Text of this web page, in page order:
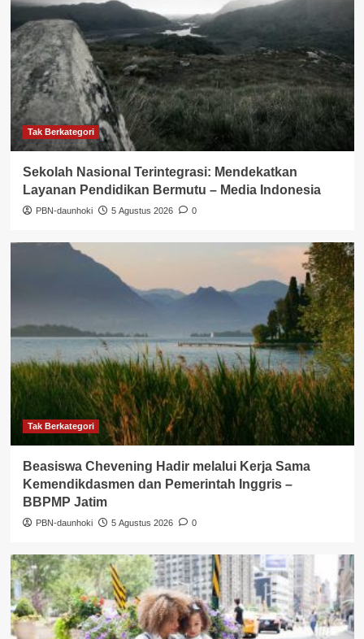
Tak Berkategori
Sekolah Nasional Terintegrasi: Mendekatkan
Layanan Pendidikan Bermutu – Media Indonesia
PBN-daunhoki 5 Agustus 2026 0
Tak Berkategori
Beasiswa Chevening Hadir melalui Kerja Sama
Kemendikdasmen dan Pemerintah Inggris –
BBPMP Jatim
PBN-daunhoki 5 Agustus 2026 0